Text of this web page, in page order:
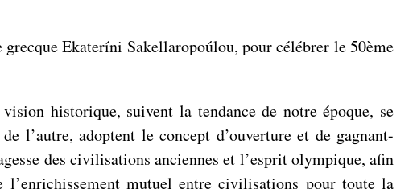
Ekateríni Sakellaropoúlou, pour célébrer le 50ème
historique, suivent la tendance de notre époque, se
l’autre, adoptent le concept d’ouverture et de gagnant-
des civilisations anciennes et l’esprit olympique, afin
l’enrichissement mutuel entre civilisations pour toute la